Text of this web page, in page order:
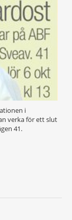
i
verka för ett slut
41.